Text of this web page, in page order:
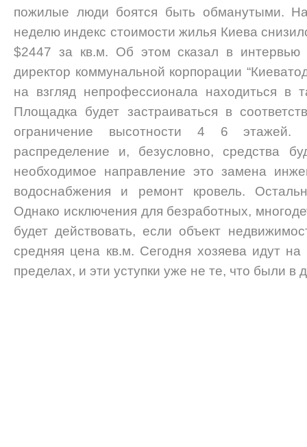
пожилые люди боятся быть обманутыми.
неделю индекс стоимости жилья Киева
$2447 за кв.м. Об этом сказал в интервью
директор коммунальной корпорации
на взгляд непрофессионала находиться в
Площадка будет застраиваться в
ограничение высотности 4 6 этажей.
распределение и, безусловно, средства
необходимое направление это замена
водоснабжения и ремонт кровель.
Однако исключения для безработных,
будет действовать, если объект
средняя цена кв.м. Сегодня хозяева идут на
пределах, и эти уступки уже не те, что были в